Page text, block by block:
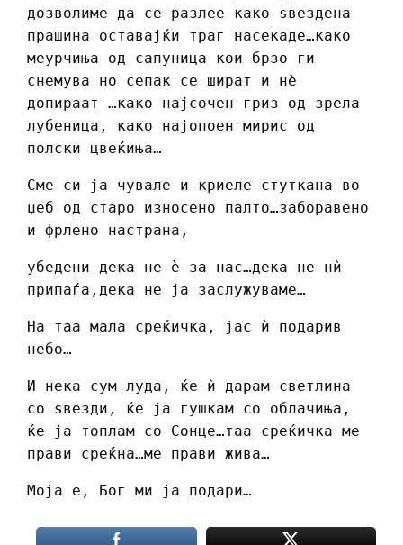
дозволиме да се разлее како ѕвездена
прашина оставајќи траг насекаде…како
меурчиња од сапуница кои брзо ги
снемува но сепак се шират и нѐ
допираат …како најсочен гриз од зрела
лубеница, како најопоен мирис од
полски цвеќиња…
Сме си ја чувале и криеле стуткана во
џеб од старо износено палто…заборавено
и фрлено настрана,
убедени дека не ѐ за нас…дека не нѝ
припаѓа,дека не ја заслужуваме…
На таа мала среќичка, јас ѝ подарив
небо…
И нека сум луда, ќе ѝ дарам светлина
со ѕвезди, ќе ја гушкам со облачиња,
ќе ја топлам со Сонце…таа среќичка ме
прави среќна…ме прави жива…
Моја е, Бог ми ја подари…